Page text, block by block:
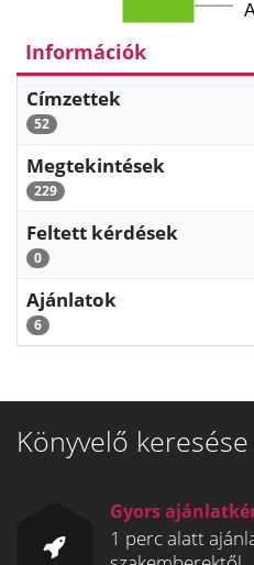
Információk
Címzettek
52
Megtekintések
229
Feltett kérdések
0
Ajánlatok
6
Könyvelő
Gyors
1 perc alatt